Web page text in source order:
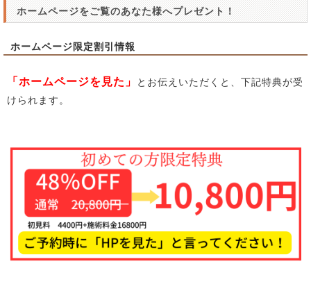
ホームページをご覧のあなた様へプレゼント！
ホームページ限定割引情報
「ホームページを見た」
とお伝えいただくと、下記特典が受
けられます。